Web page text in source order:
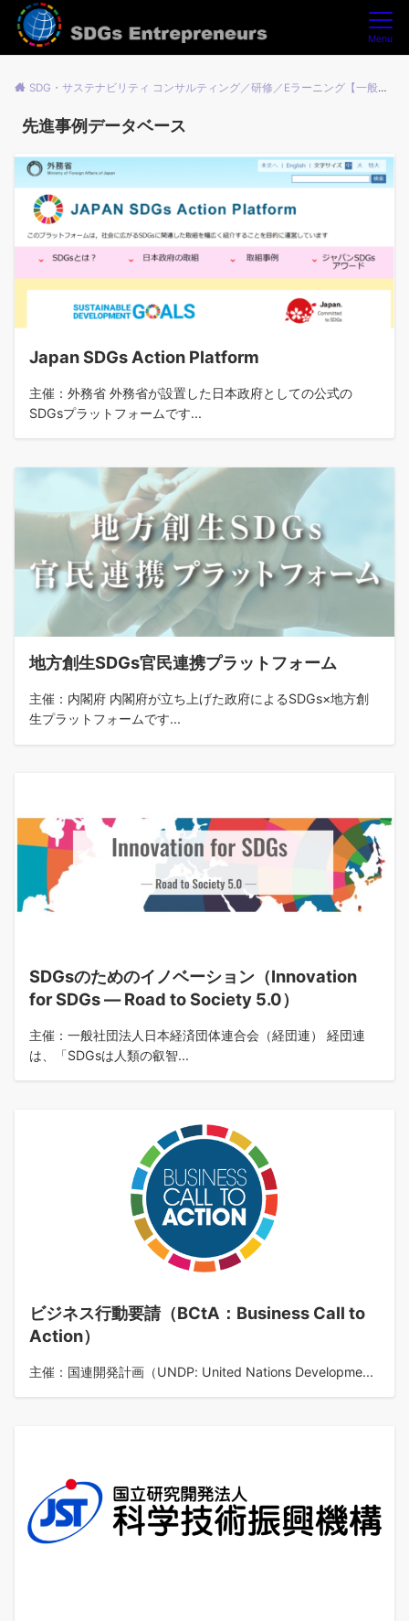
Menu
SDG・サステナビリティ コンサルティング／研修／Eラーニング【一般社団法人SDGsアントレプレナーズ】
先進事例データベース
Japan SDGs Action Platform
主催：外務省 外務省が設置した日本政府としての公式の
SDGsプラットフォームです...
地方創生SDGs官民連携プラットフォーム
主催：内閣府 内閣府が立ち上げた政府によるSDGs×地方創
生プラットフォームです...
SDGsのためのイノベーション（Innovation
for SDGs ― Road to Society 5.0）
主催：一般社団法人日本経済団体連合会（経団連） 経団連
は、「SDGsは人類の叡智...
ビジネス行動要請（BCtA：Business Call to
Action）
主催：国連開発計画（UNDP: United Nations Developme...